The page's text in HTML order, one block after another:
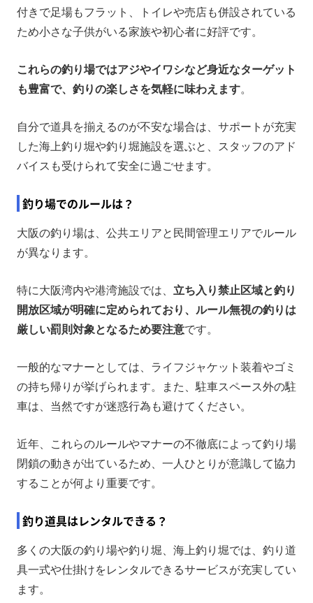
付きで足場もフラット、トイレや売店も併設されている
ため小さな子供がいる家族や初心者に好評です。
これらの釣り場ではアジやイワシなど身近なターゲット
も豊富で、釣りの楽しさを気軽に味わえます。
自分で道具を揃えるのが不安な場合は、サポートが充実
した海上釣り堀や釣り堀施設を選ぶと、スタッフのアド
バイスも受けられて安全に過ごせます。
釣り場でのルールは？
大阪の釣り場は、公共エリアと民間管理エリアでルール
が異なります。
特に大阪湾内や港湾施設では、 立ち入り禁止区域と釣り
開放区域が明確に定められており、ルール無視の釣りは
厳しい罰則対象となるため要注意です。
一般的なマナーとしては、ライフジャケット装着やゴミ
の持ち帰りが挙げられます。また、駐車スペース外の駐
車は、当然ですが迷惑行為も避けてください。
近年、これらのルールやマナーの不徹底によって釣り場
閉鎖の動きが出ているため、一人ひとりが意識して協力
することが何より重要です。
釣り道具はレンタルできる？
多くの大阪の釣り場や釣り堀、海上釣り堀では、釣り道
具一式や仕掛けをレンタルできるサービスが充実してい
ます。